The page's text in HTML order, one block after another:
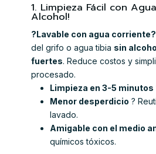
1. Limpieza Fácil con
Alcohol!
?Lavable con agua corriente?
del grifo o agua tibia  sin
fuertes. Reduce costos y
procesado.
Limpieza en 3-5 minutos
Menor desperdicio ?
lavado.
Amigable con el medio
químicos tóxicos.